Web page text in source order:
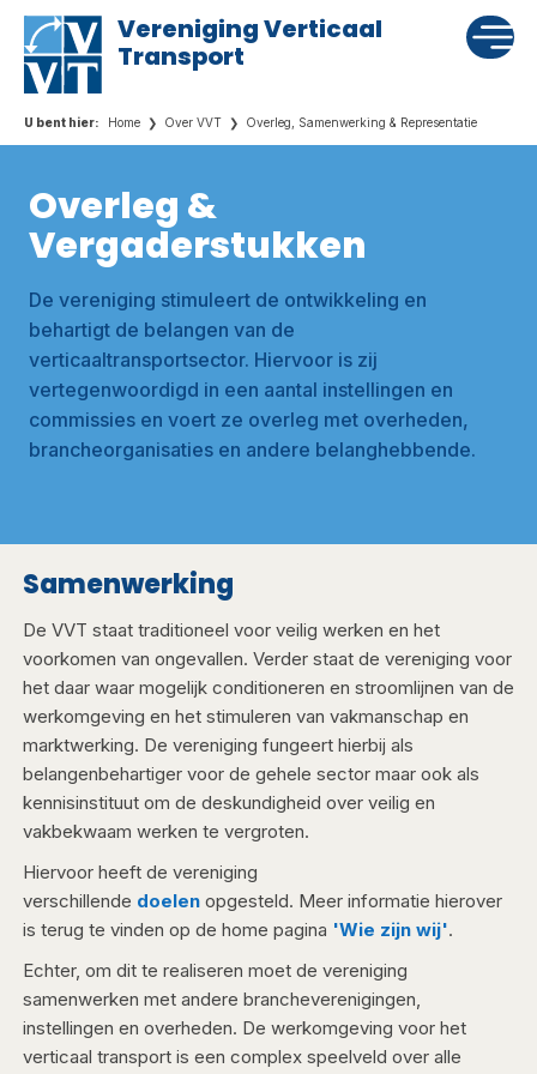
Vereniging Verticaal
Transport
Home Over VVT Overleg, Samenwerking & Representatie
Overleg &
Vergaderstukken
De vereniging stimuleert de ontwikkeling en
behartigt de belangen van de
verticaaltransportsector. Hiervoor is zij
vertegenwoordigd in een aantal instellingen en
commissies en voert ze overleg met overheden,
brancheorganisaties en andere belanghebbende.
Samenwerking​
De VVT staat traditioneel voor veilig werken en het
voorkomen van ongevallen. Verder staat de vereniging voor
het daar waar mogelijk conditioneren en stroomlijnen van de
werkomgeving en het stimuleren van vakmanschap en
marktwerking. De vereniging fungeert hierbij als
belangenbehartiger voor de gehele sector maar ook als
kennisinstituut om de deskundigheid over veilig en
vakbekwaam werken te vergroten.
Hiervoor heeft de vereniging
verschillende doelen opgesteld. Meer informatie hierover
is terug te vinden op de home pagina 'Wie zijn wij'.
Echter, om dit te realiseren moet de vereniging
samenwerken met andere brancheverenigingen,
instellingen en overheden. De werkomgeving voor het
verticaal transport is een complex speelveld over alle